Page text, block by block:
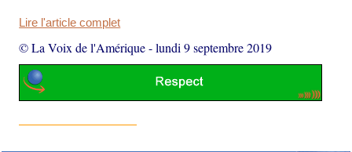
Lire l'article complet
© La Voix de l'Amérique-lundi 9 septembre 2019